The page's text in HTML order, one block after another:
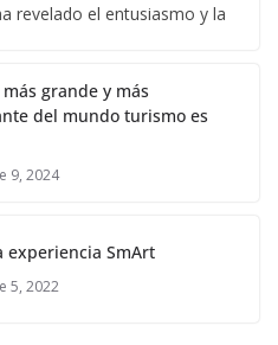
revelado el entusiasmo y la
grande y más
del mundo turismo es
9, 2024
experiencia SmArt
5, 2022